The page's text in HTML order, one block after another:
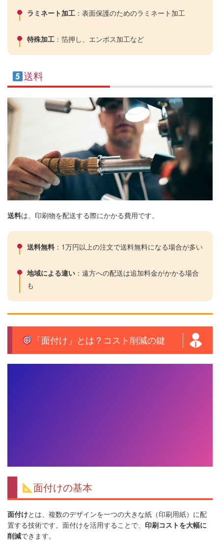
ラミネート加工 ：表面保護のためのラミネート加工
特殊加工 ：箔押し、エンボス加工など
送料
送料は、印刷物を配送する際にかかる費用です。
送料無料 ：1万円以上の注文で送料無料になる場合が多い
地域による違い ：遠方への配送は追加料金がかかる場合
も
「面付け」とは？コスト削減の鍵
面付けの基本
面付けとは、複数のデザインを一つの大きな紙（印刷用紙）に配
置する技術です。面付けを活用することで、 印刷コストを大幅に
削減できます。